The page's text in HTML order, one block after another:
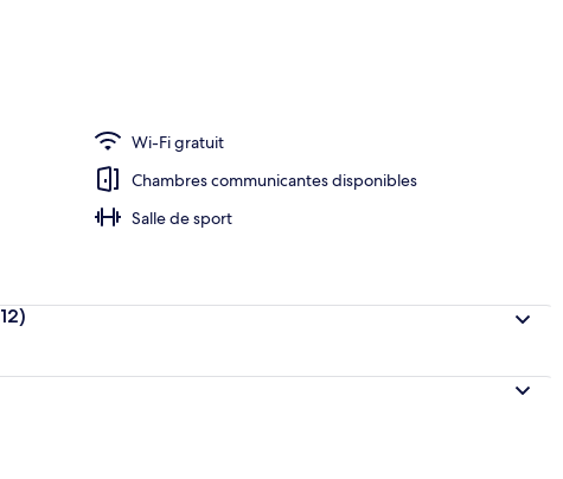
Wi-Fi gratuit
Chambres communicantes disponibles
Salle de sport